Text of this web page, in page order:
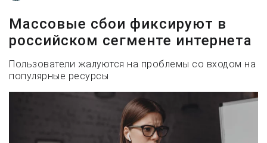
Массовые сбои фиксируют в
российском сегменте интернета
Пользователи жалуются на проблемы со входом на
популярные ресурсы